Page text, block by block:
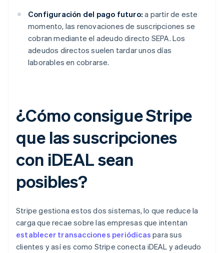
Configuración del pago futuro: a partir de este
momento, las renovaciones de suscripciones se
cobran mediante el adeudo directo SEPA. Los
adeudos directos suelen tardar unos días
laborables en cobrarse.
¿Cómo consigue Stripe
que las suscripciones
con iDEAL sean
posibles?
Stripe gestiona estos dos sistemas, lo que reduce la
carga que recae sobre las empresas que intentan
establecer transacciones periódicas para sus
clientes y así es como Stripe conecta iDEAL y adeudo